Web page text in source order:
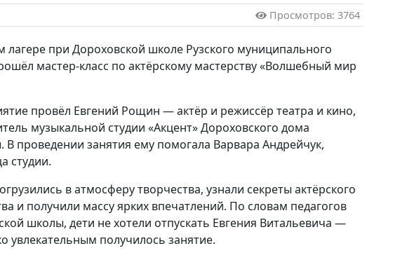
Просмотров: 3764
лагере при Дороховской школе Рузского муниципального
мастер‑класс по актёрскому мастерству «Волшебный мир
провёл Евгений Рощин — актёр и режиссёр театра и кино,
музыкальной студии «Акцент» Дороховского дома
В проведении занятия ему помогала Варвара Андрейчук,
студии.
в атмосферу творчества, узнали секреты актёрского
и получили массу ярких впечатлений. По словам педагогов
школы, дети не хотели отпускать Евгения Витальевича —
увлекательным получилось занятие.